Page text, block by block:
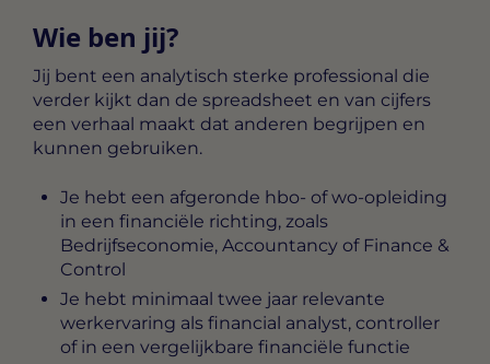
Wie ben jij?
Jij bent een analytisch sterke professional die
verder kijkt dan de spreadsheet en van cijfers
een verhaal maakt dat anderen begrijpen en
kunnen gebruiken.
Je hebt een afgeronde hbo- of wo-opleiding
in een financiële richting, zoals
Bedrijfseconomie, Accountancy of Finance &
Control
Je hebt minimaal twee jaar relevante
werkervaring als financial analyst, controller
of in een vergelijkbare financiële functie